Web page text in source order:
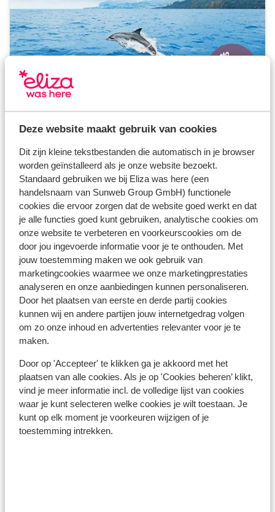
Deze website maakt gebruik van cookies
Dit zijn kleine tekstbestanden die automatisch in je browser
worden geïnstalleerd als je onze website bezoekt.
Standaard gebruiken we bij Eliza was here (een
handelsnaam van Sunweb Group GmbH) functionele
cookies die ervoor zorgen dat de website goed werkt en dat
je alle functies goed kunt gebruiken, analytische cookies om
onze website te verbeteren en voorkeurscookies om de
door jou ingevoerde informatie voor je te onthouden. Met
jouw toestemming maken we ook gebruik van
marketingcookies waarmee we onze marketingprestaties
analyseren en onze aanbiedingen kunnen personaliseren.
Door het plaatsen van eerste en derde partij cookies
kunnen wij en andere partijen jouw internetgedrag volgen
om zo onze inhoud en advertenties relevanter voor je te
maken.
Door op 'Accepteer' te klikken ga je akkoord met het
plaatsen van alle cookies. Als je op 'Cookies beheren’ klikt,
vind je meer informatie incl. de volledige lijst van cookies
waar je kunt selecteren welke cookies je wilt toestaan. Je
kunt op elk moment je voorkeuren wijzigen of je
toestemming intrekken.
Dolfijnen spotten
Inmiddels heb ik al een paar keer dolfijnen gespot,
waaronder op Sardinië. Maar ook op Madeira heb ik
het geluk aan mij zijde. Tijdens een boottocht gaan
we op zoek naar ze. Eenmaal de dolfijnen in mijn
vizier, kan ik niet anders dan vreugdesprongetjes
maken. Wat blijft dit toch bijzonder!
Funchal
Eerlijk opbiechten: ik ben niet altijd een grote fan
van steden. Liever zoek ik rustige dorpjes op, ver
weg van de massa. Maar sommige steden zijn zo